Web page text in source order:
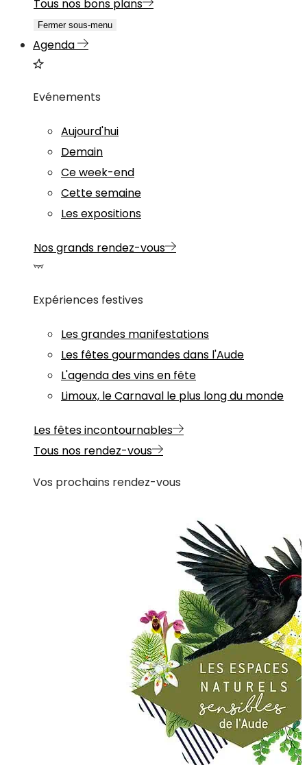
Tous nos bons plans
Fermer sous-menu
Agenda
Evénements
Aujourd'hui
Demain
Ce week-end
Cette semaine
Les expositions
Nos grands rendez-vous
Expériences festives
Les grandes manifestations
Les fêtes gourmandes dans l'Aude
L'agenda des vins en fête
Limoux, le Carnaval le plus long du monde
Les fêtes incontournables
Tous nos rendez-vous
Vos prochains rendez-vous